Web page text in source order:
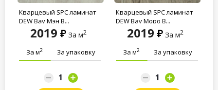
Кварцевый SPC ламинат
DEW Bay Мэн B...
2019 За м2
За м2 За упаковку
Кварцевый SPC ламинат
DEW Bay Моро B...
2019 За м2
За м2 За упаковку